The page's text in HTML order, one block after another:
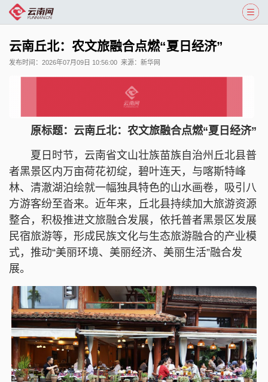
云南丘北：农文旅融合点燃“夏日经济”
发布时间： 2026年07月09日 10:56:00 来源： 新华网
原标题： 云南丘北：农文旅融合点燃“夏日经济”
夏日时节，云南省文山壮族苗族自治州丘北县普
者黑景区内万亩荷花初绽，碧叶连天，与喀斯特峰
林、清澈湖泊绘就一幅独具特色的山水画卷，吸引八
方游客纷至沓来。近年来，丘北县持续加大旅游资源
整合，积极推进文旅融合发展，依托普者黑景区发展
民宿旅游等，形成民族文化与生态旅游融合的产业模
式，推动“美丽环境、美丽经济、美丽生活”融合发
展。